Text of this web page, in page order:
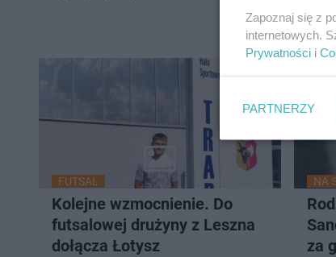
FUTSAL
Kolejne wzmocnienie. Do
futsalowej drużyny z Leszna
dołącza Łotysz
NA
za
Zapoznaj się z
internetowych.
Prywatności i
PARTNERZY